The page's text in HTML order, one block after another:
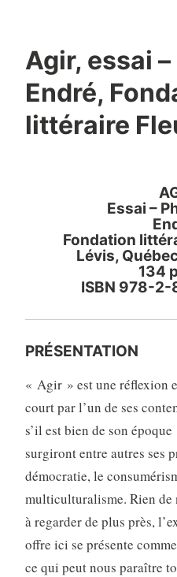
Agir, essai
Endré,
littéraire
Essai –
Fondation
Lévis,
134
ISBN 978-
PRÉSENTATION
« Agir » est une réflexion
court par l’un de ses
s’il est bien de son
surgiront entre autres ses
démocratie, le
multiculturalisme. Rien de
à regarder de plus près,
offre ici se présente
ce qui peut nous paraître